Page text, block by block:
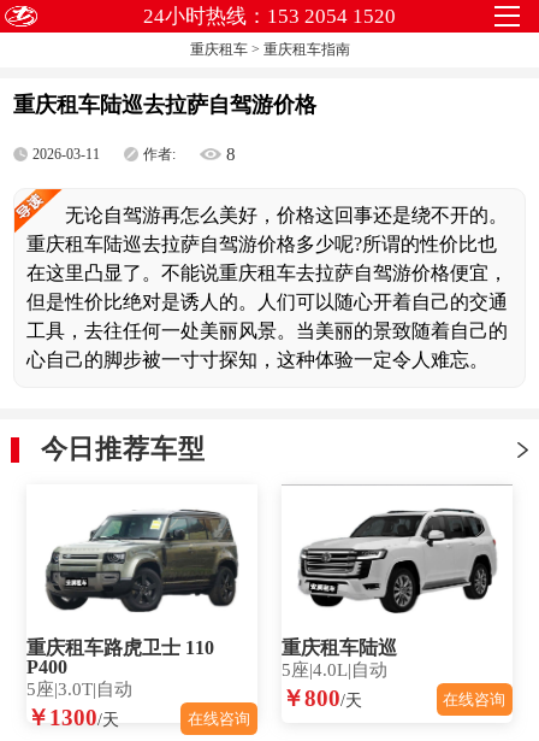
24小时热线：153 2054 1520
重庆租车> 重庆租车指南
重庆租车陆巡去拉萨自驾游价格
2026-03-11 作者: 8
无论自驾游再怎么美好，价格这回事还是绕不开的。
重庆租车陆巡去拉萨自驾游价格多少呢?所谓的性价比也
在这里凸显了。不能说重庆租车去拉萨自驾游价格便宜，
但是性价比绝对是诱人的。人们可以随心开着自己的交通
工具，去往任何一处美丽风景。当美丽的景致随着自己的
心自己的脚步被一寸寸探知，这种体验一定令人难忘。
今日推荐车型
重庆租车路虎卫士 110
P400
5座|3.0T|自动
￥1300/天 在线咨询
重庆租车陆巡
5座|4.0L|自动
￥800/天 在线咨询